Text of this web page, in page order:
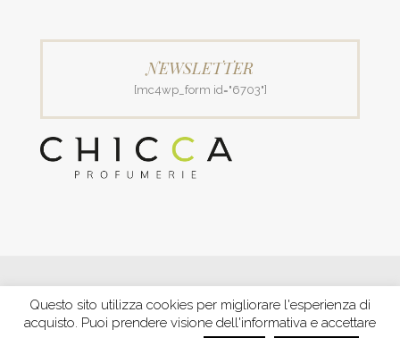
NEWSLETTER
[mc4wp_form id="6703"]
C.F. PLVNPT51B44G157J P. IVA IT00426970422 |PRIVACY
Ecommerce by XBRAIN-Trasparenza aiuti e contributi
Questo sito utilizza cookies per migliorare l'esperienza di
acquisto. Puoi prendere visione dell'informativa e accettare